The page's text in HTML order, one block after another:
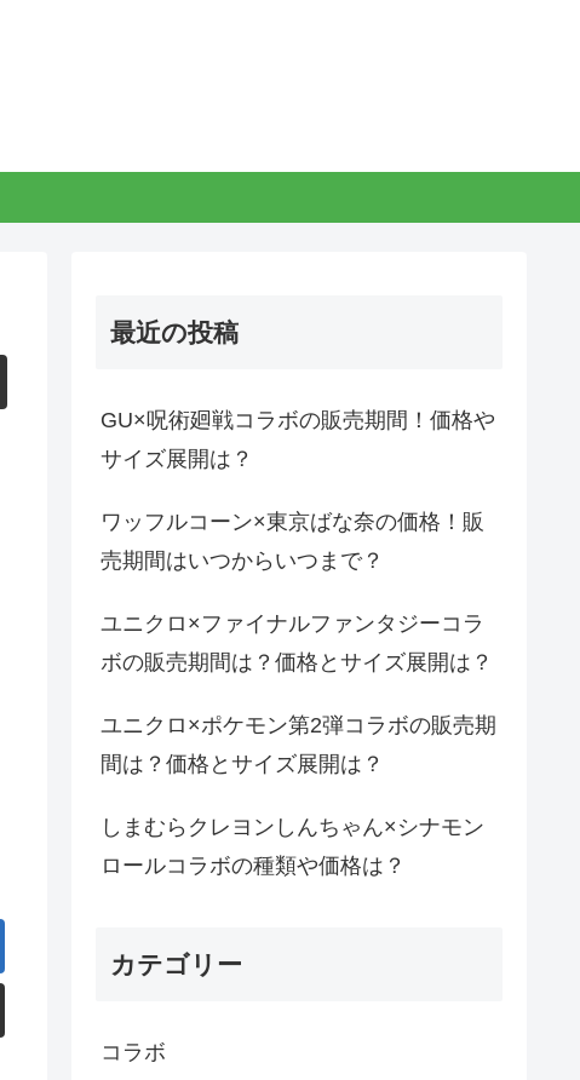
最近の投稿
GU×呪術廻戦コラボの販売期間！価格や
サイズ展開は？
ワッフルコーン×東京ばな奈の価格！販
売期間はいつからいつまで？
ユニクロ×ファイナルファンタジーコラ
ボの販売期間は？価格とサイズ展開は？
ユニクロ×ポケモン第2弾コラボの販売期
間は？価格とサイズ展開は？
しまむらクレヨンしんちゃん×シナモン
ロールコラボの種類や価格は？
カテゴリー
コラボ